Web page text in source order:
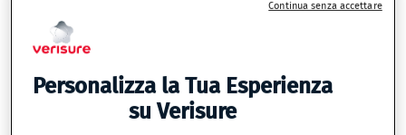
contatto e inviano i soccorsi necessari.Il tempo di
gestione di uno scatto di allarme è inferiore ai 60
secondi.
Proteggi ciò che ti è più caro e scegli il sistema
Verisure che ti permette di controllare come stanno i
tuoi figli anche quando sei fuori casa, attraverso
Personalizza la Tua Esperienza
su Verisure
Continua senza accettare